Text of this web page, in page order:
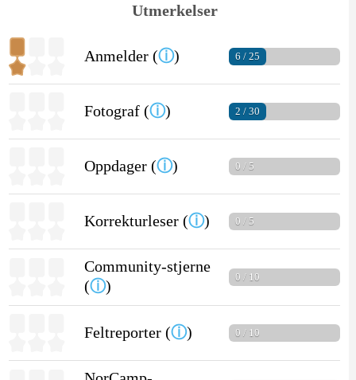
Utmerkelser
Anmelder (ⓘ) 6 / 25
Fotograf (ⓘ) 2 / 30
Oppdager (ⓘ) 0 / 5
Korrekturleser (ⓘ) 0 / 5
Community-stjerne
(ⓘ)
0 / 10
Feltreporter (ⓘ) 0 / 10